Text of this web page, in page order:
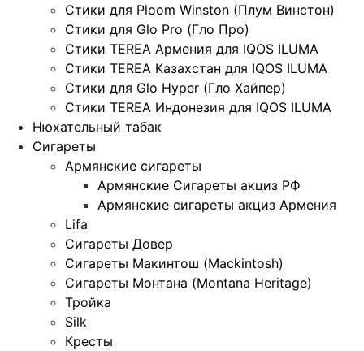
Стики для Ploom Winston (Плум Винстон)
Стики для Glo Pro (Гло Про)
Стики TEREA Армения для IQOS ILUMA
Стики TEREA Казахстан для IQOS ILUMA
Стики для Glo Hyper (Гло Хайпер)
Стики TEREA Индонезия для IQOS ILUMA
Нюхательный табак
Сигареты
Армянские сигареты
Армянские Сигареты акциз РФ
Армянские сигареты акциз Армения
Lifa
Сигареты Довер
Сигареты Макинтош (Mackintosh)
Сигареты Монтана (Montana Heritage)
Тройка
Silk
Кресты